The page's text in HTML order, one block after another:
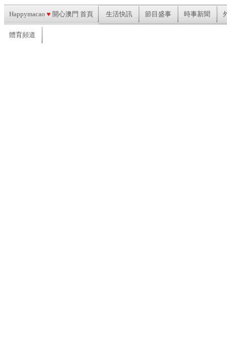
Happymacao ♥ 開心澳門 首頁 生活快訊 節目盛事 時事新聞
體育頻道